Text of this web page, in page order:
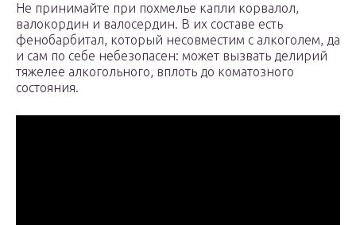
Не принимайте при похмелье капли корвалол,
валокордин и валосердин. В их составе есть
фенобарбитал, который несовместим с алкоголем, да
и сам по себе небезопасен: может вызвать делирий
тяжелее алкогольного, вплоть до коматозного
состояния.